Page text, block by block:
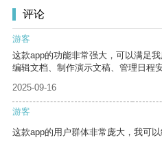
评论
游客
这款app的功能非常强大，可以满足
编辑文档、制作演示文稿、管理日程安
2025-09-16
游客
这款app的用户群体非常庞大，我可